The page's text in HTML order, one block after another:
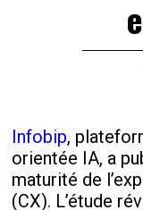
Infobip,
orientée IA, a
maturité de
(CX). L’étude